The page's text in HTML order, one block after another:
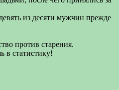
из десяти мужчин прежде
против старения.
в статистику!